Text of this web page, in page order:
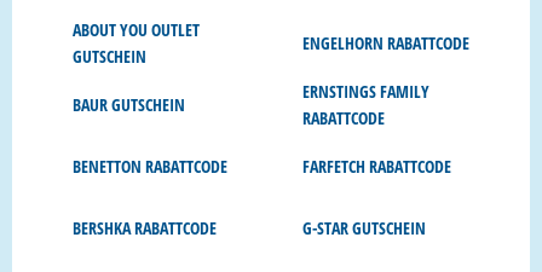
ABOUT YOU OUTLET
GUTSCHEIN
BAUR GUTSCHEIN
BENETTON RABATTCODE
BERSHKA RABATTCODE
ENGELHORN RABATTCODE
ERNSTINGS FAMILY
RABATTCODE
FARFETCH RABATTCODE
G-STAR GUTSCHEIN